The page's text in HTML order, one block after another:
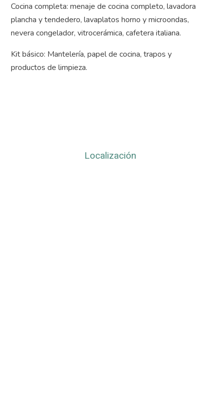
Cocina completa: menaje de cocina completo, lavadora
plancha y tendedero, lavaplatos horno y microondas,
nevera congelador, vitrocerámica, cafetera italiana.
Kit básico: Mantelería, papel de cocina, trapos y
productos de limpieza.
Localización